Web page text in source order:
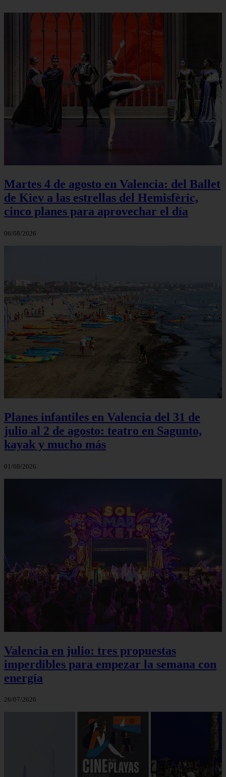
Martes 4 de agosto en Valencia: del Ballet
de Kiev a las estrellas del Hemisfèric,
cinco planes para aprovechar el día
06/08/2026
Planes infantiles en Valencia del 31 de
julio al 2 de agosto: teatro en Sagunto,
kayak y mucho más
01/08/2026
Valencia en julio: tres propuestas
imperdibles para empezar la semana con
energía
26/07/2026